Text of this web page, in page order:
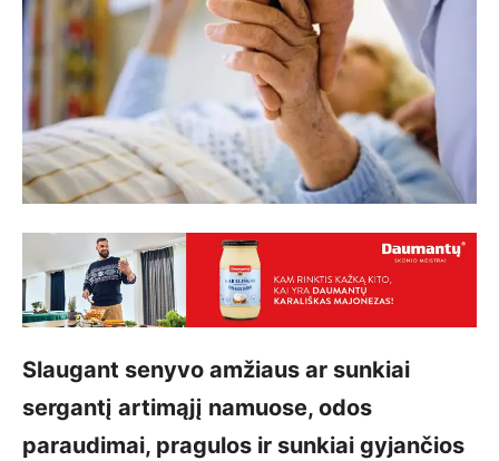
Slaugant senyvo amžiaus ar sunkiai
sergantį artimąjį namuose, odos
paraudimai, pragulos ir sunkiai gyjančios